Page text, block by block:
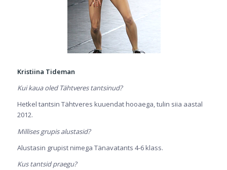
Kristiina Tideman
Kui kaua oled Tähtveres tantsinud?
Hetkel tantsin Tähtveres kuuendat hooaega, tulin siia aastal
2012.
Millises grupis alustasid?
Alustasin grupist nimega Tänavatants 4-6 klass.
Kus tantsid praegu?